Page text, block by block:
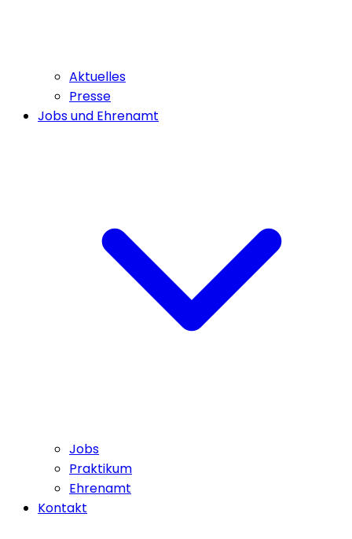
Aktuelles
Presse
Jobs und Ehrenamt
Jobs
Praktikum
Ehrenamt
Kontakt